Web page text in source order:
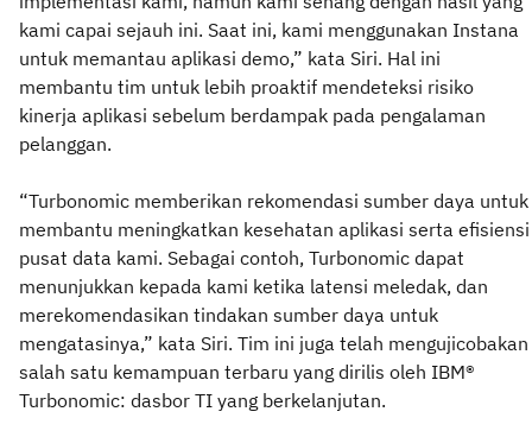
kami capai sejauh ini. Saat ini, kami menggunakan Instana
untuk memantau aplikasi demo,” kata Siri. Hal ini
membantu tim untuk lebih proaktif mendeteksi risiko
kinerja aplikasi sebelum berdampak pada pengalaman
pelanggan.
“Turbonomic memberikan rekomendasi sumber daya untuk
membantu meningkatkan kesehatan aplikasi serta efisiensi
pusat data kami. Sebagai contoh, Turbonomic dapat
menunjukkan kepada kami ketika latensi meledak, dan
merekomendasikan tindakan sumber daya untuk
mengatasinya,” kata Siri. Tim ini juga telah mengujicobakan
salah satu kemampuan terbaru yang dirilis oleh IBM®
Turbonomic: dasbor TI yang berkelanjutan.